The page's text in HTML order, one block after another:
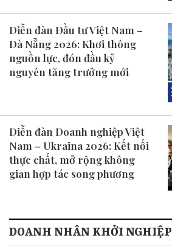
Diễn đàn Đầu tư Việt Nam –
Đà Nẵng 2026: Khơi thông
nguồn lực, đón đầu kỷ
nguyên tăng trưởng mới
Diễn đàn Doanh nghiệp Việt
Nam – Ukraina 2026: Kết nối
thực chất, mở rộng không
gian hợp tác song phương
DOANH NHÂN KHỞI NGHIỆP